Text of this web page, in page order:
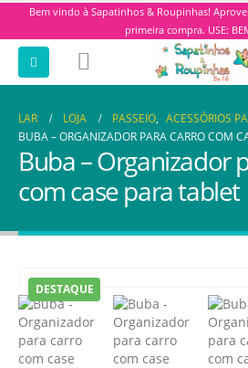
Bem vindo à Sapatinhos & Roupinhas!
primeira compra. USE:
LAR LOJA PASSEIO, ACESSÓRIOS
BUBA – ORGANIZADOR PARA CARRO COM
Buba – Organizador
com case para tablet
DESTAQUE